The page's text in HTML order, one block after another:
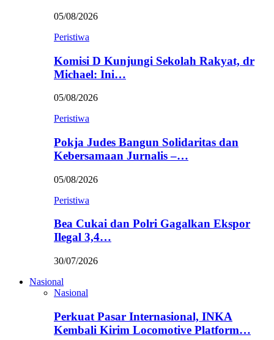
05/08/2026
Peristiwa
Komisi D Kunjungi Sekolah Rakyat, dr
Michael: Ini…
05/08/2026
Peristiwa
Pokja Judes Bangun Solidaritas dan
Kebersamaan Jurnalis –…
05/08/2026
Peristiwa
Bea Cukai dan Polri Gagalkan Ekspor
Ilegal 3,4…
30/07/2026
Nasional
Nasional
Perkuat Pasar Internasional, INKA
Kembali Kirim Locomotive Platform…